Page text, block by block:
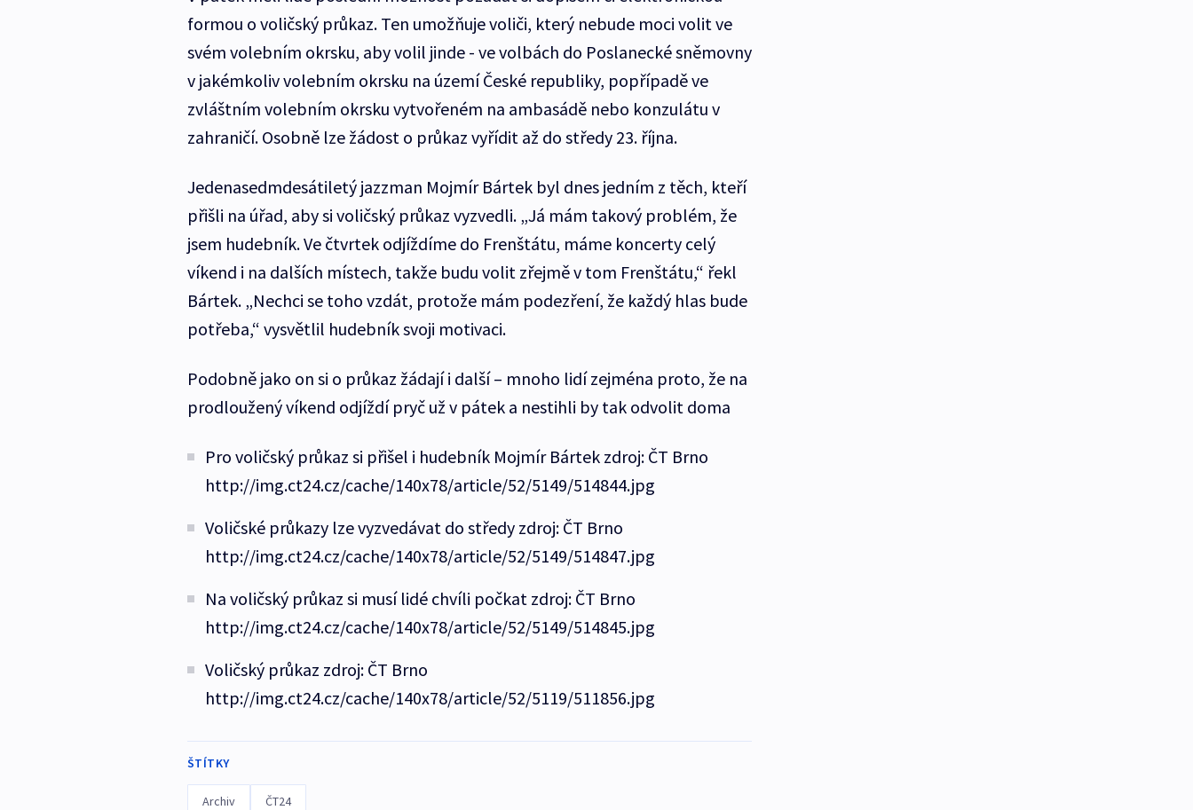
formou o voličský průkaz. Ten umožňuje voliči, který nebude moci volit ve
svém volebním okrsku, aby volil jinde - ve volbách do Poslanecké sněmovny
v jakémkoliv volebním okrsku na území České republiky, popřípadě ve
zvláštním volebním okrsku vytvořeném na ambasádě nebo konzulátu v
zahraničí. Osobně lze žádost o průkaz vyřídit až do středy 23. října.
Jedenasedmdesátiletý jazzman Mojmír Bártek byl dnes jedním z těch, kteří
přišli na úřad, aby si voličský průkaz vyzvedli. „Já mám takový problém, že
jsem hudebník. Ve čtvrtek odjíždíme do Frenštátu, máme koncerty celý
víkend i na dalších místech, takže budu volit zřejmě v tom Frenštátu,“ řekl
Bártek. „Nechci se toho vzdát, protože mám podezření, že každý hlas bude
potřeba,“ vysvětlil hudebník svoji motivaci.
Podobně jako on si o průkaz žádají i další – mnoho lidí zejména proto, že na
prodloužený víkend odjíždí pryč už v pátek a nestihli by tak odvolit doma
Pro voličský průkaz si přišel i hudebník Mojmír Bártek zdroj: ČT Brno
http://img.ct24.cz/cache/140x78/article/52/5149/514844.jpg
Voličské průkazy lze vyzvedávat do středy zdroj: ČT Brno
http://img.ct24.cz/cache/140x78/article/52/5149/514847.jpg
Na voličský průkaz si musí lidé chvíli počkat zdroj: ČT Brno
http://img.ct24.cz/cache/140x78/article/52/5149/514845.jpg
Voličský průkaz zdroj: ČT Brno
http://img.ct24.cz/cache/140x78/article/52/5119/511856.jpg
ŠTÍTKY
Archiv ČT24